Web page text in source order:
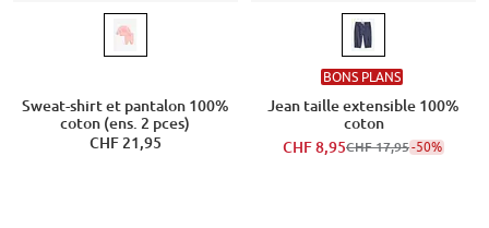
Sweat-shirt et pantalon 100%
coton (ens. 2 pces)
CHF 21,95
BONS PLANS
Jean taille extensible 100%
coton
CHF 8,95CHF 17,95-50%